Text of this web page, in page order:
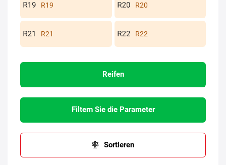
R19 R20
R21 R22
Reifen
Filtern Sie die Parameter
Sortieren